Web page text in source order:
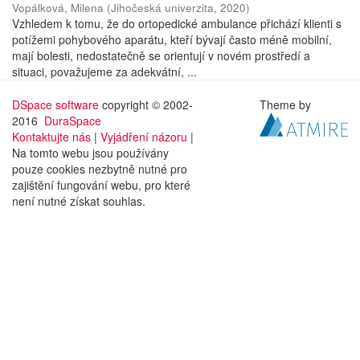
Vopálková, Milena (Jihočeská univerzita, 2020)
Vzhledem k tomu, že do ortopedické ambulance přichází klienti s
potížemi pohybového aparátu, kteří bývají často méně mobilní,
mají bolesti, nedostatečně se orientují v novém prostředí a
situaci, považujeme za adekvátní, ...
DSpace software copyright © 2002-
2016 DuraSpace
Kontaktujte nás | Vyjádření názoru |
Na tomto webu jsou používány
pouze cookies nezbytně nutné pro
zajištění fungování webu, pro které
není nutné získat souhlas.
Theme by